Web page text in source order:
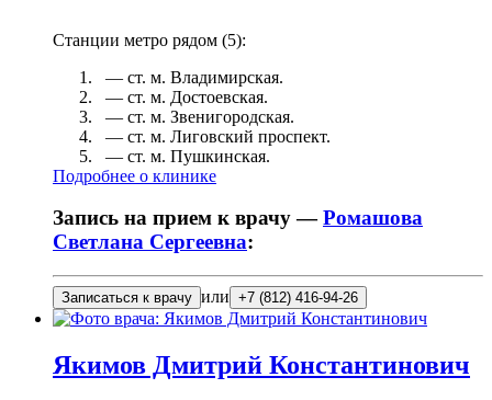
Станции метро рядом (5):
— ст. м. Владимирская.
— ст. м. Достоевская.
— ст. м. Звенигородская.
— ст. м. Лиговский проспект.
— ст. м. Пушкинская.
Подробнее о клинике
Запись на прием к врачу —Ромашова
Светлана Сергеевна:
Записаться к врачу или +7 (812) 416-94-26
Якимов Дмитрий Константинович